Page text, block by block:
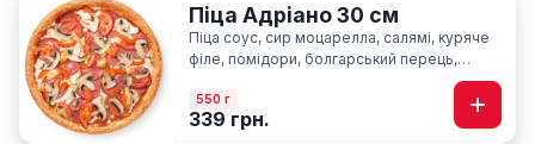
Піца Адріано 30 см
Піца соус, сир моцарелла, салямі, куряче
філе, помідори, болгарський перець,
550 г
339 грн.